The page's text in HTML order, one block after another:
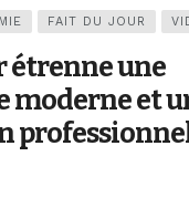
FAIT DU JOUR
étrenne une
moderne et